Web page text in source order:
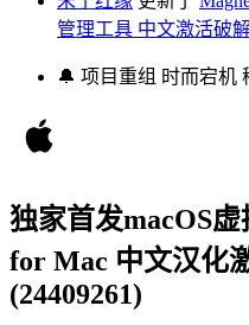
管理工具 中文激活破
🔔 项目重组 时而宕机
独家首发macOS
for Mac 中文汉化
(24409261)